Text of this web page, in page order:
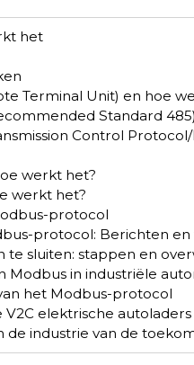
het
Terminal Unit) en hoe
Standard
Control
werkt het?
werkt het?
protocol
protocol: Berichten en
sluiten: stappen en
Modbus in industriële
het Modbus-protocol
elektrische autoladers
de industrie van de